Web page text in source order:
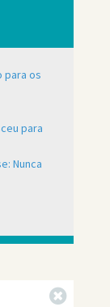
para os
para
Nunca